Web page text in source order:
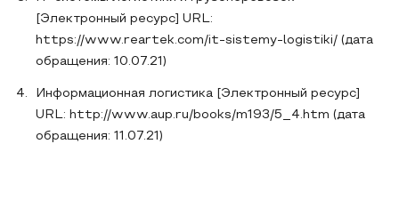
[Электронный ресурс] URL:
https://www.reartek.com/it-sistemy-logistiki/ (дата
обращения: 10.07.21)
Информационная логистика [Электронный ресурс]
URL: http://www.aup.ru/books/m193/5_4.htm (дата
обращения: 11.07.21)